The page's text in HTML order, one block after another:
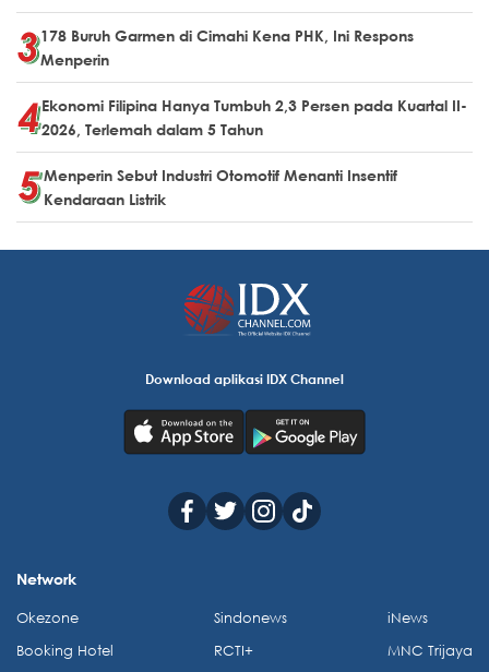
178 Buruh Garmen di Cimahi Kena PHK, Ini Respons
Menperin
Ekonomi Filipina Hanya Tumbuh 2,3 Persen pada Kuartal II-
2026, Terlemah dalam 5 Tahun
Menperin Sebut Industri Otomotif Menanti Insentif
Kendaraan Listrik
Download aplikasi IDX Channel
Network
Okezone
Booking Hotel
Sindonews
RCTI+
iNews
MNC Trijaya